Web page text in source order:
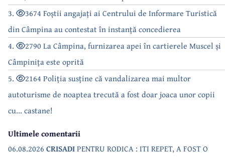
3.
3674 Foștii angajați ai Centrului de Informare Turistică
din Câmpina au contestat în instanță concedierea
4.
2790 La Câmpina, furnizarea apei în cartierele Muscel și
Câmpinița este oprită
5.
2164 Poliția susține că vandalizarea mai multor
autoturisme de noaptea trecută a fost doar joaca unor copii
cu... castane!
Ultimele comentarii
06.08.2026 CRISADIPENTRU RODICA : ITI REPET, A FOST O